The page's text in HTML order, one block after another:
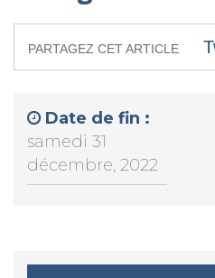
PARTAGEZ CET ARTICLE
Date de fin :
samedi 31
décembre, 2022